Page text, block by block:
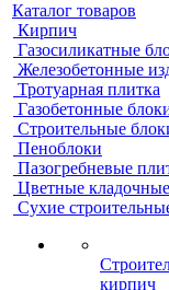
Каталог товаров
Кирпич
Газосиликатные
Железобетонные
Тротуарная плитка
Газобетонные
Строительные
Пеноблоки
Пазогребневые
Цветные
Сухие
кирпич